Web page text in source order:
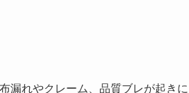
漏れやクレーム、品質ブレが起きに